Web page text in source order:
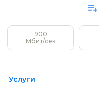
900
Мбит/сек
Услуги